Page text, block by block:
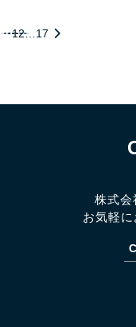
12… 17
株式会
お気軽に